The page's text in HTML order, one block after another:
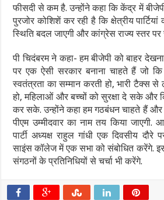
फीसदी से कम है. उन्होंने कहा कि केंद्र में
पुरजोर कोशिशें कर रही है कि क्षेत्रीय
स्थिति बदल जाएगी और कांग्रेस राज्‍य स्‍तर
पी चिदंबरम ने कहा- हम बीजेपी को बाहर
पर एक ऐसी सरकार बनाना चाहते हैं जो कि
स्वतंत्रता का सम्मान करती हो, भारी टैक्स से
हो, महिलाओं और बच्चों को सुरक्षा दे सके और
कर सके. उन्होंने कहा हम गठबंधन चाहते हैं
पीएम उम्मीदवार का नाम तय किया जाएगी.
पार्टी अध्यक्ष राहुल गांधी एक दिवसीय
साइंस कॉलेज में एक सभा को संबोधित करेंगे.
संगठनों के प्रतिनिधियों से चर्चा भी करेंगे.